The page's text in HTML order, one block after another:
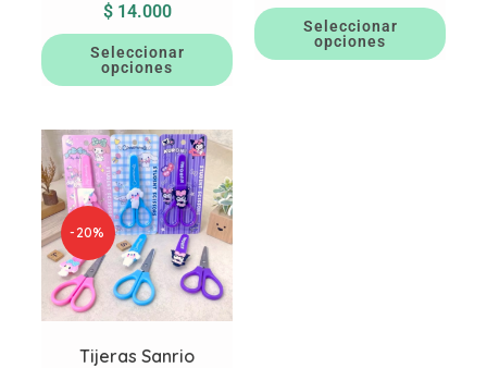
$14.000
Seleccionar
opciones
Seleccionar
opciones
-20%
Tijeras Sanrio